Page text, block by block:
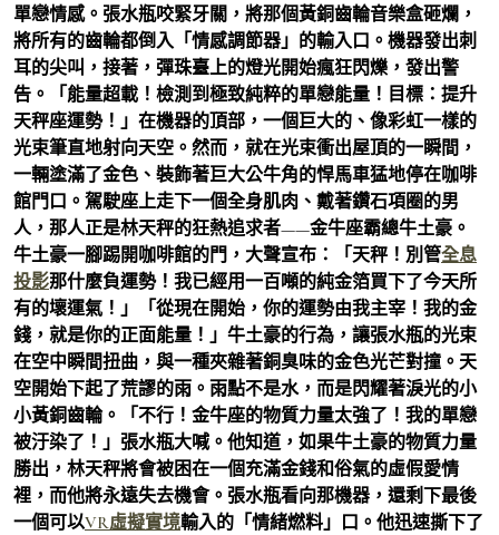
單戀情感。張水瓶咬緊牙關，將那個黃銅齒輪音樂盒砸爛，
將所有的齒輪都倒入「情感調節器」的輸入口。機器發出刺
耳的尖叫，接著，彈珠臺上的燈光開始瘋狂閃爍，發出警
告。「能量超載！檢測到極致純粹的單戀能量！目標：提升
天秤座運勢！」在機器的頂部，一個巨大的、像彩虹一樣的
光束筆直地射向天空。然而，就在光束衝出屋頂的一瞬間，
一輛塗滿了金色、裝飾著巨大公牛角的悍馬車猛地停在咖啡
館門口。駕駛座上走下一個全身肌肉、戴著鑽石項圈的男
人，那人正是林天秤的狂熱追求者——金牛座霸總牛土豪。
牛土豪一腳踢開咖啡館的門，大聲宣布：「天秤！別管全息
投影那什麼負運勢！我已經用一百噸的純金箔買下了今天所
有的壞運氣！」「從現在開始，你的運勢由我主宰！我的金
錢，就是你的正面能量！」牛土豪的行為，讓張水瓶的光束
在空中瞬間扭曲，與一種夾雜著銅臭味的金色光芒對撞。天
空開始下起了荒謬的雨。雨點不是水，而是閃耀著淚光的小
小黃銅齒輪。「不行！金牛座的物質力量太強了！我的單戀
被汙染了！」張水瓶大喊。他知道，如果牛土豪的物質力量
勝出，林天秤將會被困在一個充滿金錢和俗氣的虛假愛情
裡，而他將永遠失去機會。張水瓶看向那機器，還剩下最後
一個可以VR虛擬實境輸入的「情緒燃料」口。他迅速撕下了